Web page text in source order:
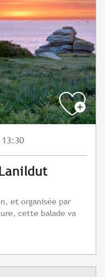
et organisée par
cette balade va